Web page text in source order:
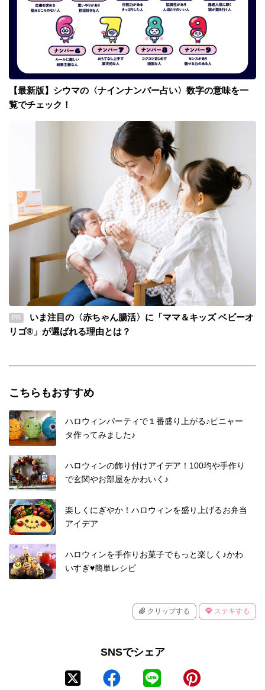
【最新版】シウマの〈ナインナンバー占い〉数字の意味を一
覧でチェック！
PR
いま注目の〈赤ちゃん腸活〉に「ママ＆キッズ ベビーオ
リゴ®」が選ばれる理由とは？
こちらもおすすめ
ハロウィンパーティで１番盛り上がる♪ピニャー
タ作ってみました♪
ハロウィンの飾り付けアイデア！100均や手作り
で玄関やお部屋をかわいく♪
楽しくにぎやか！ハロウィンを盛り上げるお弁当
アイデア
ハロウィンを手作りお菓子でもっと楽しく♪かわ
いすぎ♥簡単レシピ
クリップする ステキする
SNSでシェア